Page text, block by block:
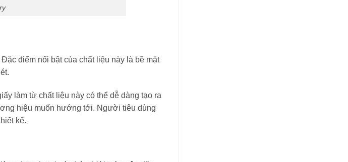
điểm nổi bật của chất liệu này là bề mặt
làm từ chất liệu này có thể dễ dàng tạo ra
hiệu muốn hướng tới. Người tiêu dùng
kế.